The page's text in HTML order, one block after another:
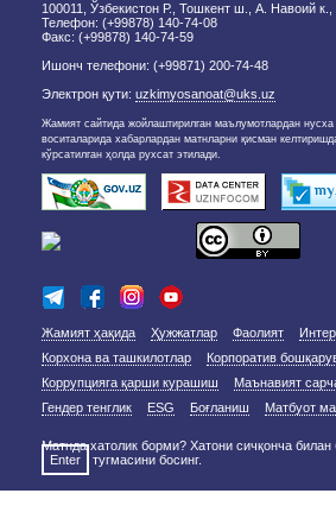
100011, Ўзбекистон Р., Тошкент ш., А. Навоий к.,
Телефон: (+99878) 140-74-08
Факс: (+99878) 140-74-59
Ишонч телефони: (+99871) 200-74-48
Электрон қути: uzkimyosanoat@uks.uz
Жамият сайтида жойлаштирилган маълумотлардан
воситаларида хабарлардан матнларни қисман
кўрсатилган ҳолда рухсат этилади.
Жамият ҳақида Ҳужжатлар Фаолият
Корхона ва ташкилотлар
Корпоратив
Коррупцияга қарши курашиш
Маънавият
Гендер тенглик
ESG Боғланиш Матбуот
Матнда хатолик борми? Хатони сичқонча билан
Enter
тугмасини босинг.